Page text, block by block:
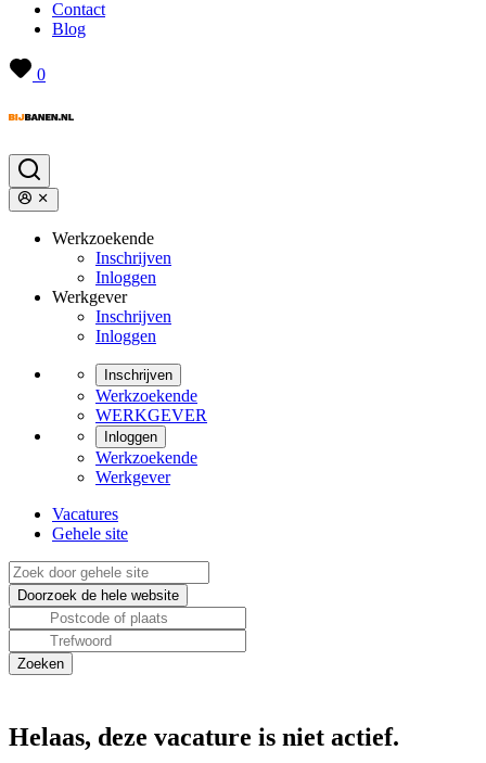
Contact
Blog
0
Werkzoekende
Inschrijven
Inloggen
Werkgever
Inschrijven
Inloggen
Inschrijven
Werkzoekende
WERKGEVER
Inloggen
Werkzoekende
Werkgever
Vacatures
Gehele site
Helaas, deze vacature is niet actief.